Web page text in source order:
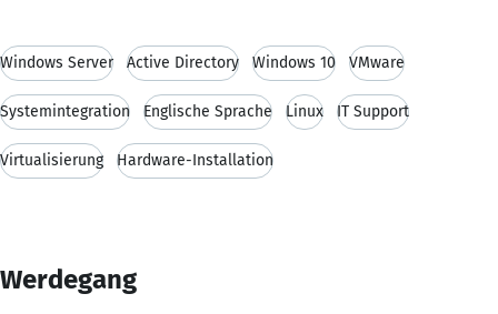
Windows Server Active Directory Windows 10 VMware
Systemintegration Englische Sprache Linux IT Support
Virtualisierung Hardware-Installation
Werdegang